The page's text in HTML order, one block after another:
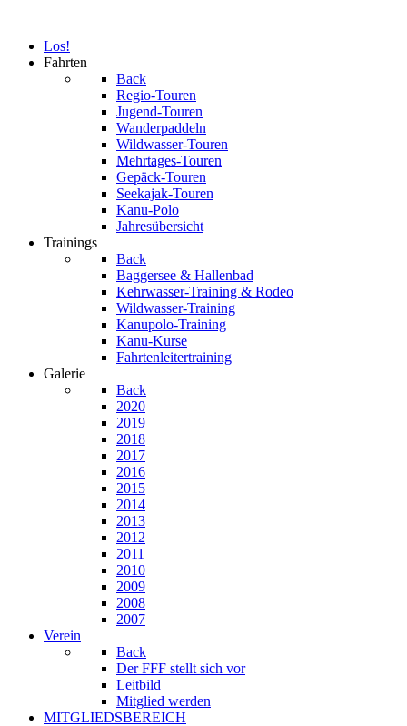
Los!
Fahrten
Back
Regio-Touren
Jugend-Touren
Wanderpaddeln
Wildwasser-Touren
Mehrtages-Touren
Gepäck-Touren
Seekajak-Touren
Kanu-Polo
Jahresübersicht
Trainings
Back
Baggersee & Hallenbad
Kehrwasser-Training & Rodeo
Wildwasser-Training
Kanupolo-Training
Kanu-Kurse
Fahrtenleitertraining
Galerie
Back
2020
2019
2018
2017
2016
2015
2014
2013
2012
2011
2010
2009
2008
2007
Verein
Back
Der FFF stellt sich vor
Leitbild
Mitglied werden
MITGLIEDSBEREICH